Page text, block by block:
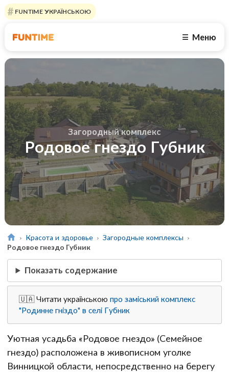
FUNTIME УКРАЇНСЬКОЮ
☰ Меню
Загородный комплекс
Родовое гнездо Губник
Красота и здоровье
Загородные комплексы
Родовое гнездо Губник
Показать содержание
🇺🇦 Читати українськоюпро заміський комплекс
"Родинне гніздо" в селі Губник
Уютная усадьба «Родовое гнездо» (Семейное
гнездо) расположена в живописном уголке
Винницкой области, непосредственно на берегу